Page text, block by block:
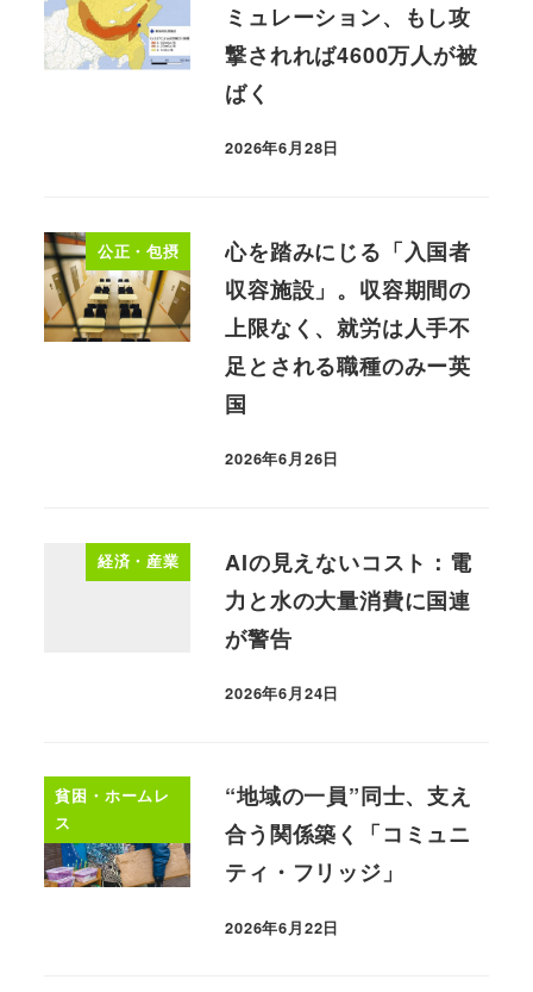
ミュレーション、もし攻
撃されれば4600万人が被
ばく
2026年6月28日
公正・包摂
心を踏みにじる「入国者
収容施設」。収容期間の
上限なく、就労は人手不
足とされる職種のみー英
国
2026年6月26日
経済・産業
AIの見えないコスト：電
力と水の大量消費に国連
が警告
2026年6月24日
貧困・ホームレ
ス
“地域の一員”同士、支え
合う関係築く「コミュニ
ティ・フリッジ」
2026年6月22日